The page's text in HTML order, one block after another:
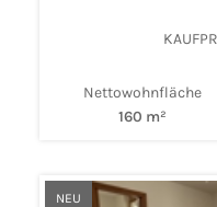
Nettowohnfläche
160 m²
NEU